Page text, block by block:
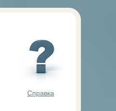
Справка